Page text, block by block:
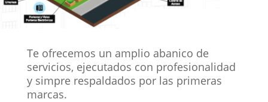
Te ofrecemos un amplio abanico de
servicios, ejecutados con profesionalidad
y simpre respaldados por las primeras
marcas.